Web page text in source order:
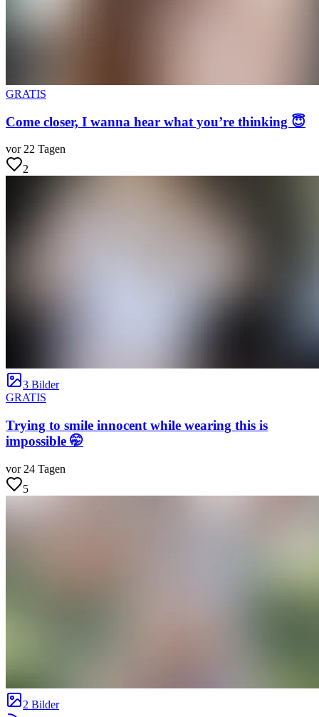
GRATIS
Come closer, I wanna hear what you’re thinking 😇
vor 22 Tagen
2
3 Bilder
GRATIS
Trying to smile innocent while wearing this is
impossible 🤭
vor 24 Tagen
5
2 Bilder